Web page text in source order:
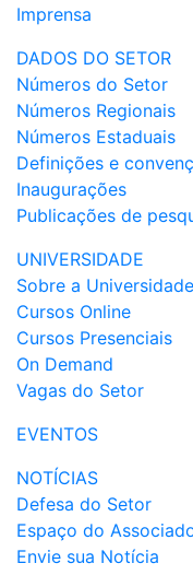
Imprensa
DADOS DO SETOR
Números do Setor
Números Regionais
Números Estaduais
Definições e
Inaugurações
Publicações de
UNIVERSIDADE
Sobre a Universidade
Cursos Online
Cursos Presenciais
On Demand
Vagas do Setor
EVENTOS
NOTÍCIAS
Defesa do Setor
Espaço do
Envie sua Notícia